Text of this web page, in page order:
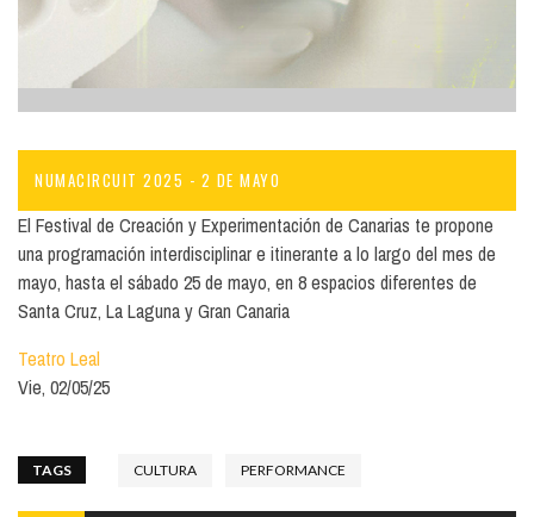
NUMACIRCUIT 2025 - 2 DE MAYO
El Festival de Creación y Experimentación de Canarias te propone
una programación interdisciplinar e itinerante a lo largo del mes de
mayo, hasta el sábado 25 de mayo, en 8 espacios diferentes de
Santa Cruz, La Laguna y Gran Canaria
Teatro Leal
Vie, 02/05/25
TAGS CULTURA PERFORMANCE